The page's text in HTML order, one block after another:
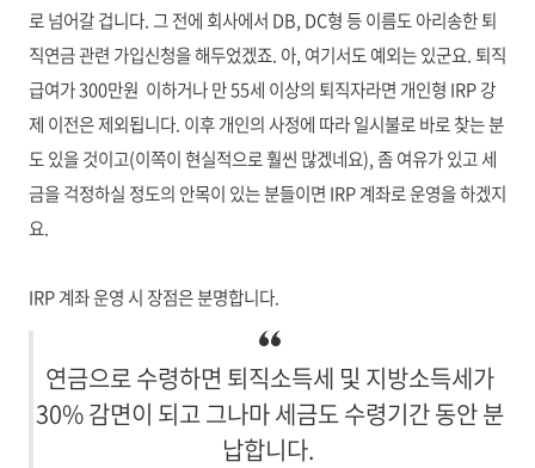
로 넘어갈 겁니다. 그 전에 회사에서 DB, DC형 등 이름도 아리송한 퇴
직연금 관련 가입신청을 해두었겠죠. 아, 여기서도 예외는 있군요. 퇴직
급여가 300만원 이하거나 만 55세 이상의 퇴직자라면 개인형 IRP 강
제 이전은 제외됩니다. 이후 개인의 사정에 따라 일시불로 바로 찾는 분
도 있을 것이고(이쪽이현실적으로훨씬 많겠네요), 좀 여유가 있고 세
금을 걱정하실 정도의 안목이 있는 분들이면 IRP 계좌로 운영을 하겠지
요.
IRP 계좌 운영 시 장점은 분명합니다.
연금으로 수령하면 퇴직소득세 및 지방소득세가
30% 감면이 되고 그나마 세금도 수령기간 동안 분
납합니다.